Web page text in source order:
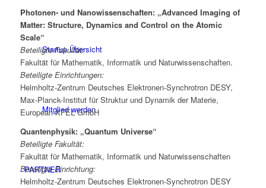
Startup Übersicht
Mitglied werden
PARTNER
Photonen- und Nanowissenschaften: „Advanced Imaging of
Matter: Structure, Dynamics and Control on the Atomic
Scale“
Beteiligte Fakultät:
Fakultät für Mathematik, Informatik und Naturwissenschaften.
Beteiligte Einrichtungen:
Helmholtz-Zentrum Deutsches Elektronen-Synchrotron DESY,
Max-Planck-Institut für Struktur und Dynamik der Materie,
European XFEL GmbH
Quantenphysik: „Quantum Universe“
Beteiligte Fakultät:
Fakultät für Mathematik, Informatik und Naturwissenschaften
Beteiligte Einrichtung:
Helmholtz-Zentrum Deutsches Elektronen-Synchrotron DESY